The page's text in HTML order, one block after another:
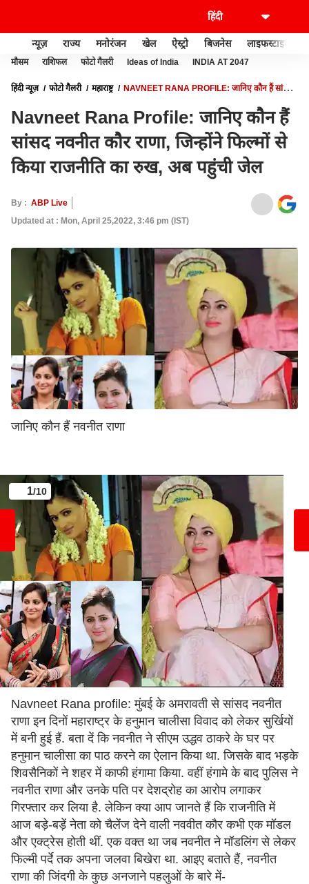
न्यूज़ राज्य मनोरंजन खेल ऐस्ट्रो बिजनेस लाइफस्टाइल
मौसम राशिफल फोटो गैलरी Ideas of India INDIA AT 2047
हिंदी न्यूज़ फोटो गैलरी महाराष्ट्र
NAVNEET RANA PROFILE: जानिए कौन हैं सांसद
Navneet Rana Profile: जानिए कौन हैं
सांसद नवनीत कौर राणा, जिन्होंने फिल्मों से
किया राजनीति का रुख, अब पहुंची जेल
By : ABP Live
Updated at : Mon, April 25,2022, 3:46 pm (IST)
जानिए कौन हैं नवनीत राणा
1/10
Navneet Rana profile: मुंबई के अमरावती से सांसद नवनीत
राणा इन दिनों महाराष्ट्र के हनुमान चालीसा विवाद को लेकर सुर्खियों
में बनी हुई हैं. बता दें कि नवनीत ने सीएम उद्धव ठाकरे के घर पर
हनुमान चालीसा का पाठ करने का ऐलान किया था. जिसके बाद भड़के
शिवसैनिकों ने शहर में काफी हंगामा किया. वहीं हंगामे के बाद पुलिस ने
नवनीत राणा और उनके पति पर देशद्रोह का आरोप लगाकर
गिरफ्तार कर लिया है. लेकिन क्या आप जानते हैं कि राजनीति में
आज बड़े-बड़ें नेता को चैलेंज देने वाली नववीत कौर कभी एक मॉडल
और एक्ट्रेस होती थीं. एक वक्त था जब नवनीत ने मॉडलिंग से लेकर
फिल्मी पर्दे तक अपना जलवा बिखेरा था. आइए बताते हैं, नवनीत
राणा की जिंदगी के कुछ अनजाने पहलुओं के बारे में-